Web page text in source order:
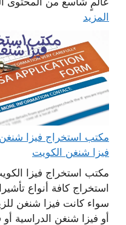
المزيد
فيزا شنغن الكويت
مكتب استخراج فيزا
استخراج كافة أنواع
سواء كانت فيزا شنغن
أو فيزا شنغن الدراسية